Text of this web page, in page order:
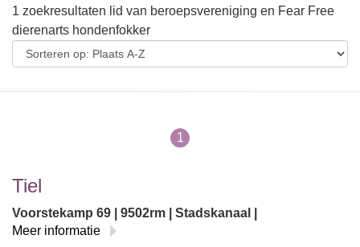
1 zoekresultaten lid van beroepsvereniging en Fear Free
dierenarts hondenfokker
1
Tiel
Voorstekamp 69 | 9502rm | Stadskanaal |
Meer informatie